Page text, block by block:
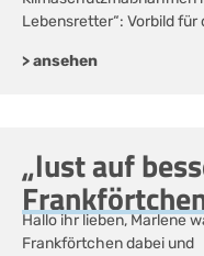
Lebensretter“: Vorbild für
> ansehen
„lust auf
Hallo ihr lieben, Marlene
Frankförtchen dabei und